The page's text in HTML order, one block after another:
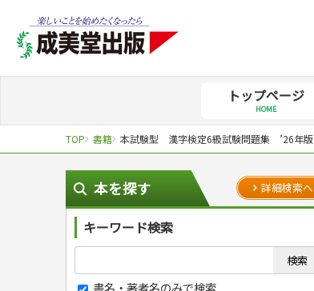
トップページ
HOME
TOP 書籍 本試験型 漢字検定6級試験問題集 ’26年版
本を探す 詳細検索へ
キーワード検索